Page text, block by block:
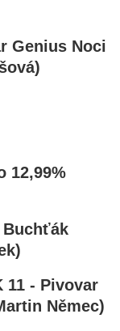
Genius Noci
12,99%
Buchťák
11 - Pivovar
Němec)